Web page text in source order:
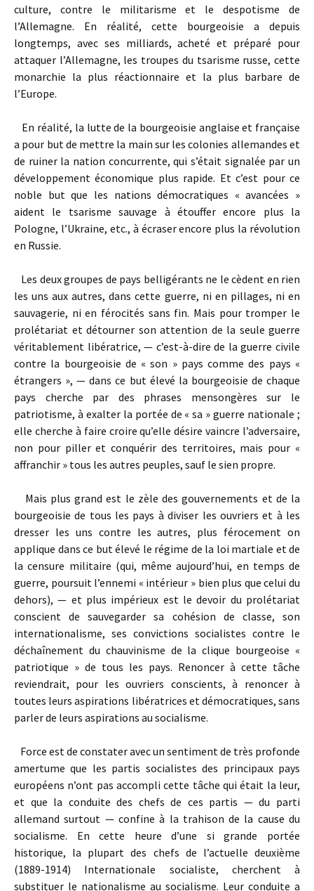
culture, contre le militarisme et le despotisme de
l’Allemagne. En réalité, cette bourgeoisie a depuis
longtemps, avec ses milliards, acheté et préparé pour
attaquer l’Allemagne, les troupes du tsarisme russe, cette
monarchie la plus réactionnaire et la plus barbare de
l’Europe.
En réalité, la lutte de la bourgeoisie anglaise et française
a pour but de mettre la main sur les colonies allemandes et
de ruiner la nation concurrente, qui s’était signalée par un
développement économique plus rapide. Et c’est pour ce
noble but que les nations démocratiques « avancées »
aident le tsarisme sauvage à étouffer encore plus la
Pologne, l’Ukraine, etc., à écraser encore plus la révolution
en Russie.
Les deux groupes de pays belligérants ne le cèdent en rien
les uns aux autres, dans cette guerre, ni en pillages, ni en
sauvagerie, ni en férocités sans fin. Mais pour tromper le
prolétariat et détourner son attention de la seule guerre
véritablement libératrice, — c’est-à-dire de la guerre civile
contre la bourgeoisie de « son » pays comme des pays «
étrangers », — dans ce but élevé la bourgeoisie de chaque
pays cherche par des phrases mensongères sur le
patriotisme, à exalter la portée de « sa » guerre nationale ;
elle cherche à faire croire qu’elle désire vaincre l’adversaire,
non pour piller et conquérir des territoires, mais pour «
affranchir » tous les autres peuples, sauf le sien propre.
Mais plus grand est le zèle des gouvernements et de la
bourgeoisie de tous les pays à diviser les ouvriers et à les
dresser les uns contre les autres, plus férocement on
applique dans ce but élevé le régime de la loi martiale et de
la censure militaire (qui, même aujourd’hui, en temps de
guerre, poursuit l’ennemi « intérieur » bien plus que celui du
dehors), — et plus impérieux est le devoir du prolétariat
conscient de sauvegarder sa cohésion de classe, son
internationalisme, ses convictions socialistes contre le
déchaînement du chauvinisme de la clique bourgeoise «
patriotique » de tous les pays. Renoncer à cette tâche
reviendrait, pour les ouvriers conscients, à renoncer à
toutes leurs aspirations libératrices et démocratiques, sans
parler de leurs aspirations au socialisme.
Force est de constater avec un sentiment de très profonde
amertume que les partis socialistes des principaux pays
européens n’ont pas accompli cette tâche qui était la leur,
et que la conduite des chefs de ces partis — du parti
allemand surtout — confine à la trahison de la cause du
socialisme. En cette heure d’une si grande portée
historique, la plupart des chefs de l’actuelle deuxième
(1889-1914) Internationale socialiste, cherchent à
substituer le nationalisme au socialisme. Leur conduite a